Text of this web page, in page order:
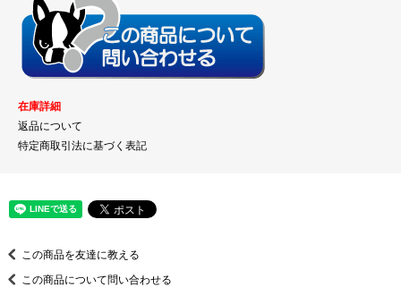
在庫詳細
返品について
特定商取引法に基づく表記
この商品を友達に教える
この商品について問い合わせる